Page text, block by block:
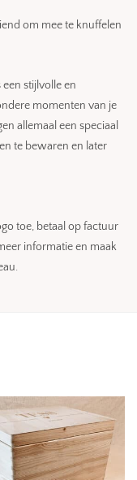
om mee te knuffelen
stijlvolle en
momenten van je
allemaal een speciaal
te bewaren en later
toe, betaal op factuur
informatie en maak